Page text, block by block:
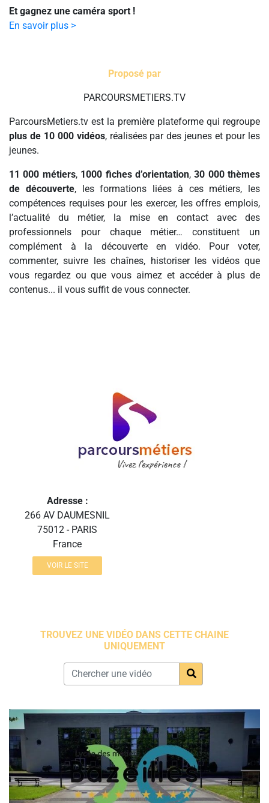
Et gagnez une caméra sport !
En savoir plus >
Proposé par
PARCOURSMETIERS.TV
ParcoursMetiers.tv est la première plateforme qui regroupe
plus de 10 000 vidéos, réalisées par des jeunes et pour les
jeunes.
11 000 métiers, 1000 fiches d’orientation,30 000 thèmes
de découverte, les formations liées à ces métiers, les
compétences requises pour les exercer, les offres emplois,
l’actualité du métier, la mise en contact avec des
professionnels pour chaque métier… constituent un
complément à la découverte en vidéo. Pour voter,
commenter, suivre les chaînes, historiser les vidéos que
vous regardez ou que vous aimez et accéder à plus de
contenus... il vous suffit de vous connecter.
Adresse :
266 AV DAUMESNIL
75012 - PARIS
France
VOIR LE SITE
TROUVEZ UNE VIDÉO DANS CETTE CHAINE
UNIQUEMENT